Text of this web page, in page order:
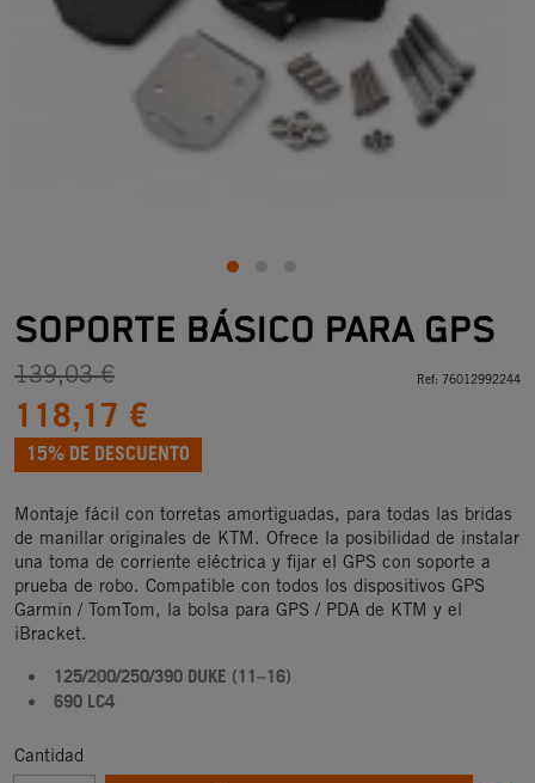
SOPORTE BÁSICO PARA GPS
139,03 €
118,17 €
15% DE DESCUENTO
Ref: 76012992244
Montaje fácil con torretas amortiguadas, para todas las bridas
de manillar originales de KTM. Ofrece la posibilidad de instalar
una toma de corriente eléctrica y fijar el GPS con soporte a
prueba de robo. Compatible con todos los dispositivos GPS
Garmin / TomTom, la bolsa para GPS / PDA de KTM y el
iBracket.
125/200/250/390 DUKE (11–16)
690 LC4
Cantidad